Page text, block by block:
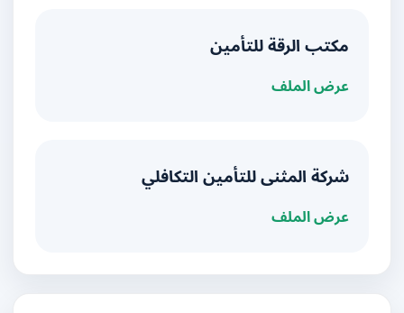
مكتب الرقة للتأمين
عرض الملف
شركة المثنى للتأمين التكافلي
عرض الملف